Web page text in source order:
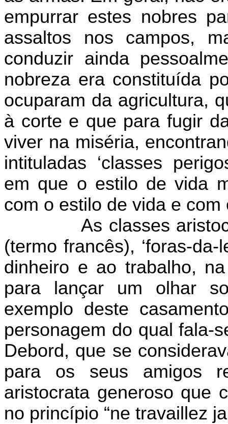
empurrar estes nobres
assaltos nos campos,
conduzir ainda
nobreza era constituída
ocuparam da agricultura,
à corte e que para fugir
viver na miséria,
intituladas ‘classes
em que o estilo de vida
com o estilo de vida e
As classes
(termo francês), ‘foras-
dinheiro e ao trabalho,
para lançar um olhar
exemplo deste
personagem do qual fala-
Debord, que se
para os seus amigos
aristocrata generoso que
no princípio “ne travaillez